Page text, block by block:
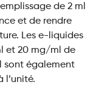
de 2 ml
et de rendre
Les e-liquides
et 20 mg/ml de
sont également
l’unité.